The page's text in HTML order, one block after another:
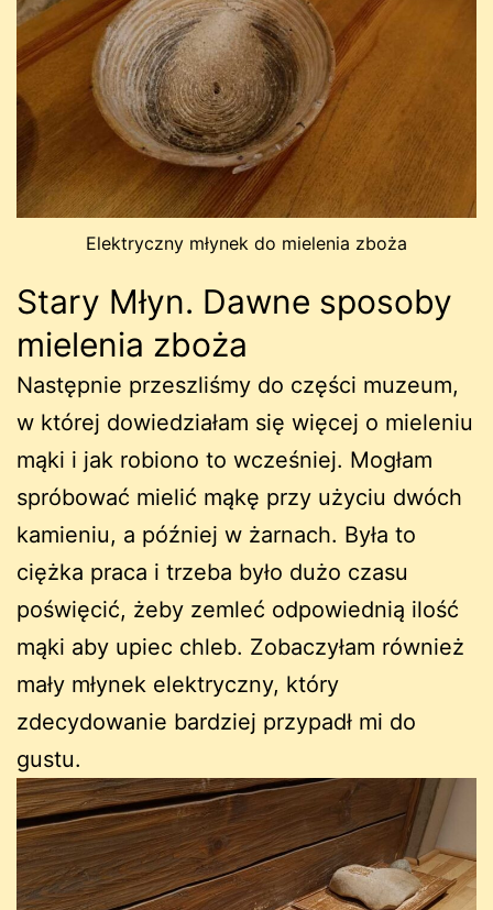
Elektryczny młynek do mielenia zboża
Stary Młyn. Dawne sposoby
mielenia zboża
Następnie przeszliśmy do części muzeum,
w której dowiedziałam się więcej o mieleniu
mąki i jak robiono to wcześniej. Mogłam
spróbować mielić mąkę przy użyciu dwóch
kamieniu, a później w żarnach. Była to
ciężka praca i trzeba było dużo czasu
poświęcić, żeby zemleć odpowiednią ilość
mąki aby upiec chleb. Zobaczyłam również
mały młynek elektryczny, który
zdecydowanie bardziej przypadł mi do
gustu.